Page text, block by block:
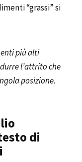
“grassi” si
più alti
l’attrito che
posizione.
di